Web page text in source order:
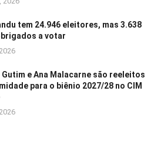
tem 24.946 eleitores, mas 3.638
a votar
e Ana Malacarne são reeleitos
para o biênio 2027/28 no CIM